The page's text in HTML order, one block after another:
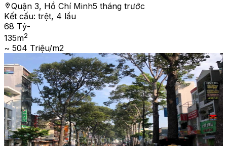
Quận 3, Hồ Chí Minh5 tháng trước
Kết cấu: trệt, 4 lầu
68 Tỷ-
135m2
~ 504 Triệu/m2